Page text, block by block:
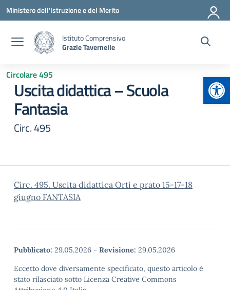
Vai ai contenuti
Vai al menu di navigazione
Vai al footer
Ministero dell'Istruzione e del Merito
Istituto Comprensivo
Grazie Tavernelle
Circolare 495
Uscita didattica – Scuola
Fantasia
Circ. 495
Circ. 495. Uscita didattica Orti e prato 15-17-18
giugno FANTASIA
Pubblicato: 29.05.2026 - Revisione: 29.05.2026
Eccetto dove diversamente specificato, questo articolo è
stato rilasciato sotto Licenza Creative Commons